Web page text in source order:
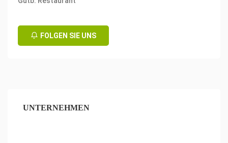
FOLGEN SIE UNS
UNTERNEHMEN